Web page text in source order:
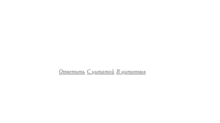
Ответить С цитатой В цитатник